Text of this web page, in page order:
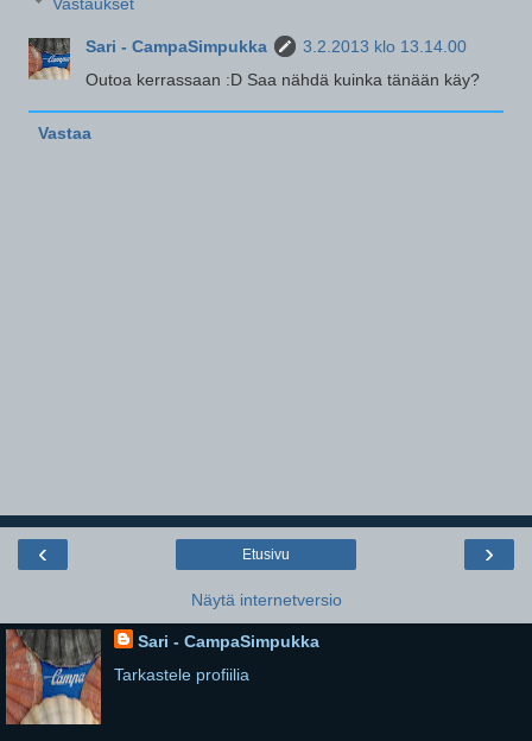
Vastaukset
Sari - CampaSimpukka
3.2.2013 klo 13.14.00
Outoa kerrassaan :D Saa nähdä kuinka tänään käy?
Vastaa
‹ ›
Etusivu
Näytä internetversio
Sari - CampaSimpukka
Tarkastele profiilia